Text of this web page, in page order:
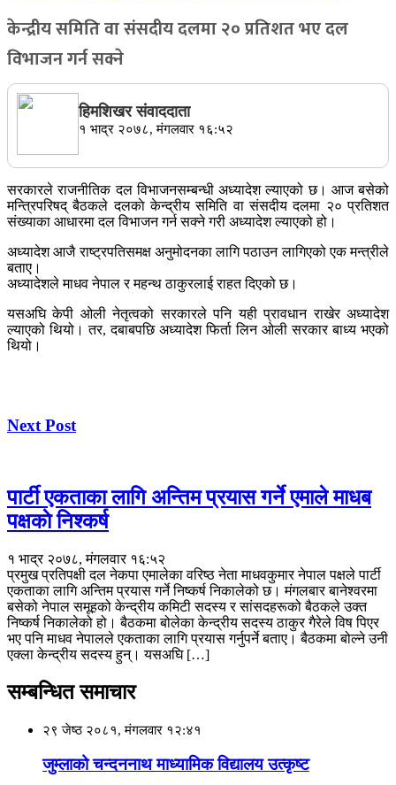
केन्द्रीय समिति वा संसदीय दलमा २० प्रतिशत भए दल
विभाजन गर्न सक्ने
हिमशिखर संवाददाता
१ भाद्र २०७८, मंगलवार १६:५२
सरकारले राजनीतिक दल विभाजनसम्बन्धी अध्यादेश ल्याएको छ। आज बसेको
मन्त्रिपरिषद् बैठकले दलकाे केन्द्रीय समिति वा संसदीय दलमा २० प्रतिशत
संख्याका आधारमा दल विभाजन गर्न सक्ने गरी अध्यादेश ल्याएको हो।
अध्यादेश आजै राष्ट्रपतिसमक्ष अनुमोदनका लागि पठाउन लागिएको एक मन्त्रीले
बताए।
अध्यादेशले माधव नेपाल र महन्थ ठाकुरलाई राहत दिएको छ।
यसअघि केपी ओली नेतृत्वको सरकारले पनि यही प्रावधान राखेर अध्यादेश
ल्याएको थियो। तर, दबाबपछि अध्यादेश फिर्ता लिन ओली सरकार बाध्य भएको
थियो।
Next Post
पार्टी एकताका लागि अन्तिम प्रयास गर्ने एमाले माधब
पक्षकाे निश्कर्ष
१ भाद्र २०७८, मंगलवार १६:५२
प्रमुख प्रतिपक्षी दल नेकपा एमालेका वरिष्ठ नेता माधवकुमार नेपाल पक्षले पार्टी
एकताका लागि अन्तिम प्रयास गर्ने निष्कर्ष निकालेको छ। मंगलबार बानेश्वरमा
बसेको नेपाल समूहको केन्द्रीय कमिटी सदस्य र सांसदहरूको बैठकले उक्त
निष्कर्ष निकालेको हो। बैठकमा बोलेका केन्द्रीय सदस्य ठाकुर गैरेले विष पिएर
भए पनि माधव नेपालले एकताका लागि प्रयास गर्नुपर्ने बताए। बैठकमा बोल्ने उनी
एक्ला केन्द्रीय सदस्य हुन्। यसअघि […]
सम्बन्धित समाचार
२९ जेष्ठ २०८१, मंगलवार १२:४१
जुम्लाको चन्दननाथ माध्यामिक विद्यालय उत्कृष्ट